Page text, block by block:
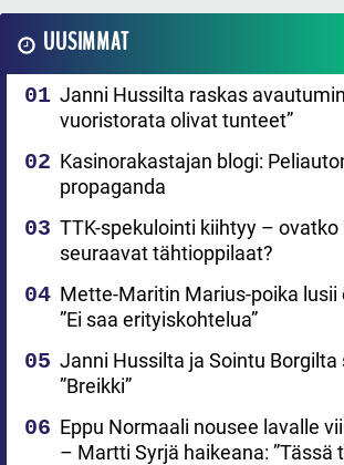
UUSIMMAT
Janni Hussilta raskas
vuoristorata olivat tunteet”
Kasinorakastajan blogi:
propaganda
TTK-spekulointi kiihtyy –
seuraavat tähtioppilaat?
Mette-Maritin Marius-poika
”Ei saa erityiskohtelua”
Janni Hussilta ja Sointu Borgilta
”Breikki”
Eppu Normaali nousee lavalle
– Martti Syrjä haikeana: ”Tässä